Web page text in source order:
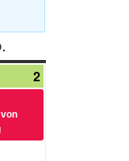
2
August
Veranstaltung)